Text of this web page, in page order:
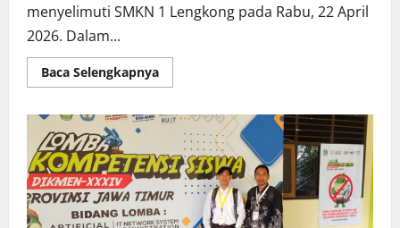
menyelimuti SMKN 1 Lengkong pada Rabu, 22 April
2026. Dalam...
Baca SelengkapnyaRead
more
dalam
Balutan
Kebaya:
SMKN
1
Lengkong
Meriahkan
Hari
Kartini